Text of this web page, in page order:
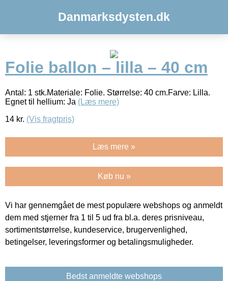
Danmarksdysten.dk
Folie ballon – lilla – 40 cm
Antal: 1 stk.Materiale: Folie. Størrelse: 40 cm.Farve: Lilla.
Egnet til hellium: Ja (Læs mere)
14 kr. (Vis fragtpris)
Læs mere »
Køb nu »
Vi har gennemgået de mest populære webshops og anmeldt
dem med stjerner fra 1 til 5 ud fra bl.a. deres prisniveau,
sortimentstørrelse, kundeservice, brugervenlighed,
betingelser, leveringsformer og betalingsmuligheder.
Bedst anmeldte webshops